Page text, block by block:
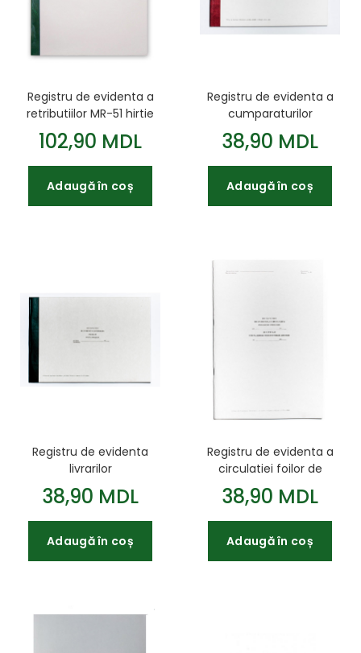
Registru de evidenta a
retributiilor MR-51 hirtie
de ofset 96 file
102,90 MDL
Adaugă în coș
Registru de evidenta a
cumparaturilor
38,90 MDL
Adaugă în coș
Registru de evidenta
livrarilor
38,90 MDL
Adaugă în coș
Registru de evidenta a
circulatiei foilor de
parcurs
38,90 MDL
Adaugă în coș